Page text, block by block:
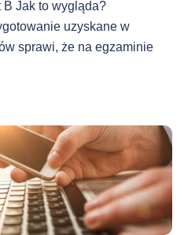
B Jak to wygląda?
uzyskane w
sprawi, że na egzaminie